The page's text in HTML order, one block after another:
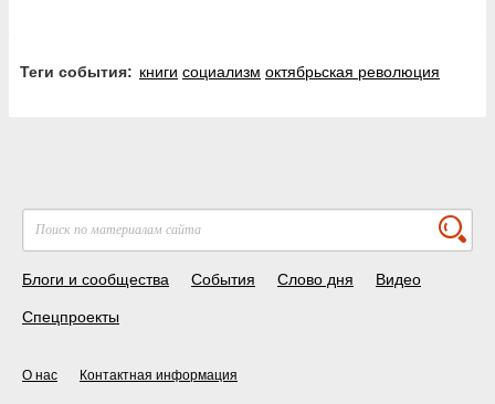
Теги события: книги социализм октябрьская революция
Блоги и сообщества События Слово дня Видео
Спецпроекты
О нас Контактная информация